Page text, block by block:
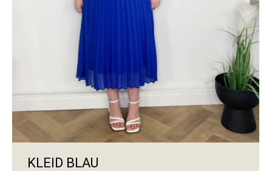
KLEID BLAU